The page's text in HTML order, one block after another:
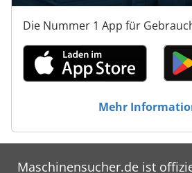
Die Nummer 1 App für
Mehr
Maschinensucher.de ist